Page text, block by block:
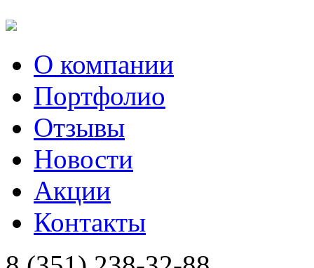
О компании
Портфолио
Отзывы
Новости
Акции
Контакты